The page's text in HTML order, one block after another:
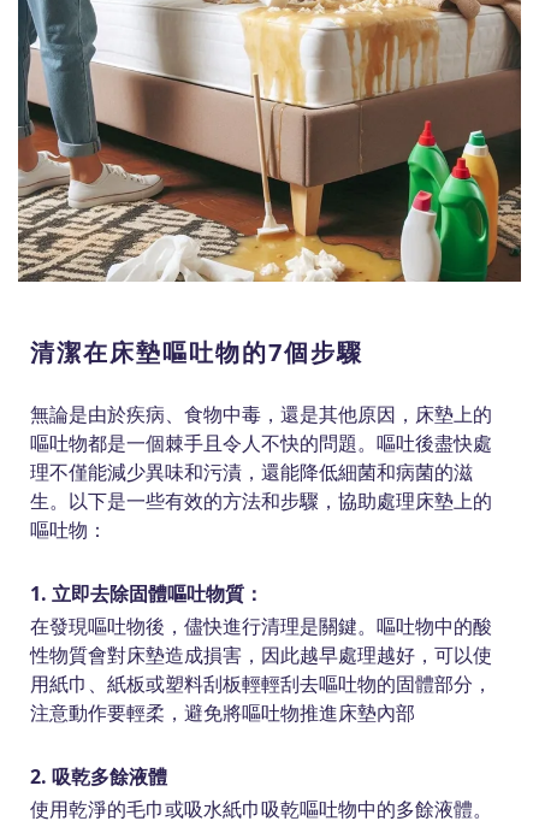
清潔在床墊嘔吐物的7個步驟
無論是由於疾病、食物中毒，還是其他原因，床墊上的
嘔吐物都是一個棘手且令人不快的問題。嘔吐後盡快處
理不僅能減少異味和污漬，還能降低細菌和病菌的滋
生。以下是一些有效的方法和步驟，協助處理床墊上的
嘔吐物：
1. 立即去除固體嘔吐物質：
在發現嘔吐物後，儘快進行清理是關鍵。嘔吐物中的酸
性物質會對床墊造成損害，因此越早處理越好，可以使
用紙巾、紙板或塑料刮板輕輕刮去嘔吐物的固體部分，
注意動作要輕柔，避免將嘔吐物推進床墊內部
2. 吸乾多餘液體
使用乾淨的毛巾或吸水紙巾吸乾嘔吐物中的多餘液體。